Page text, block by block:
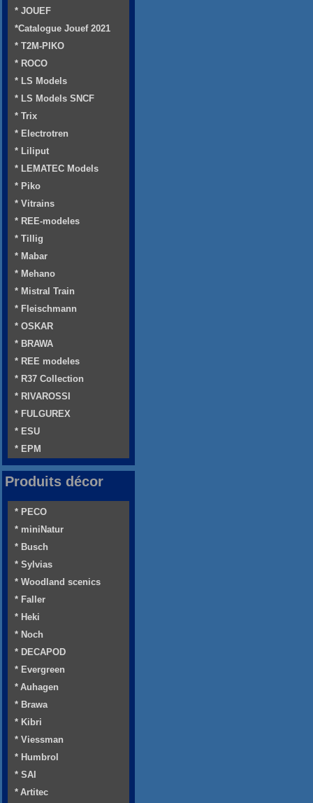
* JOUEF
*Catalogue Jouef 2021
* T2M-PIKO
* ROCO
* LS Models
* LS Models SNCF
* Trix
* Electrotren
* Liliput
* LEMATEC Models
* Piko
* Vitrains
* REE-modeles
* Tillig
* Mabar
* Mehano
* Mistral Train
* Fleischmann
* OSKAR
* BRAWA
* REE modeles
* R37 Collection
* RIVAROSSI
* FULGUREX
* ESU
* EPM
Produits décor
* PECO
* miniNatur
* Busch
* Sylvias
* Woodland scenics
* Faller
* Heki
* Noch
* DECAPOD
* Evergreen
* Auhagen
* Brawa
* Kibri
* Viessman
* Humbrol
* SAI
* Artitec